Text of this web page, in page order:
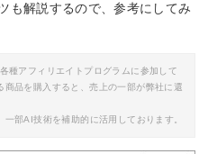
も解説するので、参考にしてみ
種アフィリエイトプログラムに参加して
品を購入すると、売上の一部が弊社に還
部AI技術を補助的に活用しております。